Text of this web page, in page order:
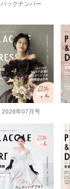
バックナンバー
2026年07月号